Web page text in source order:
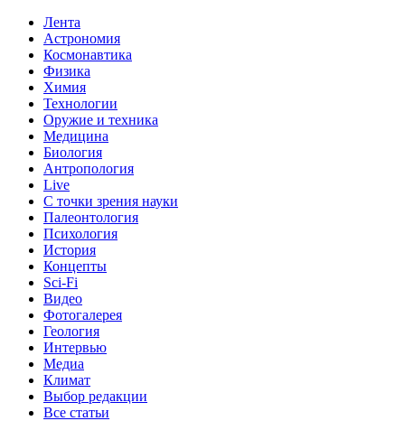
Лента
Астрономия
Космонавтика
Физика
Химия
Технологии
Оружие и техника
Медицина
Биология
Антропология
Live
С точки зрения науки
Палеонтология
Психология
История
Концепты
Sci-Fi
Видео
Фотогалерея
Геология
Интервью
Медиа
Климат
Выбор редакции
Все статьи